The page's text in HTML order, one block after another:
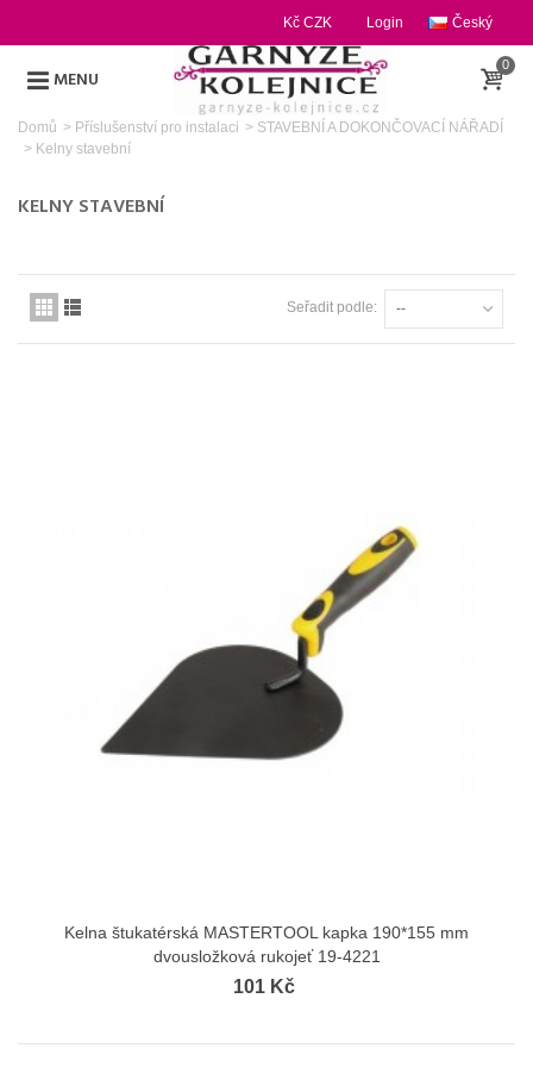
Český
Login
Kč CZK
MENU
0
Domů > Příslušenství pro instalaci > STAVEBNÍ A DOKONČOVACÍ NÁŘADÍ
> Kelny stavební
KELNY STAVEBNÍ
Seřadit podle: --
Kelna štukatérská MASTERTOOL kapka 190*155 mm
dvousložková rukojeť 19-4221
101 Kč